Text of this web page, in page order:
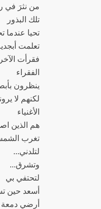
من نثرَ في
تلك البذور
تحيا عندما
تعلمت
فقرأت
الفقراء
ينظرون
لكنهم لا
الأغنياء
هم الذين
تغرب
لتلدني...
وتشرق...
لتحتفي بي
أسعد حين
أرضي دمعة